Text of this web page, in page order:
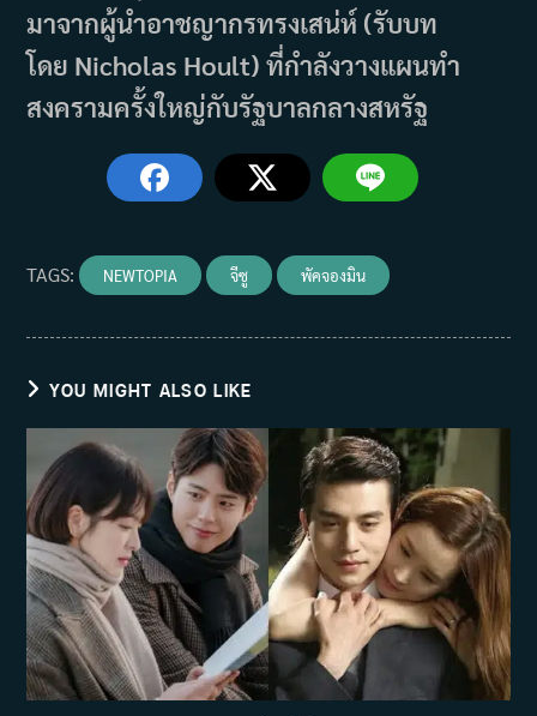
มาจากผู้นำอาชญากรทรงเสน่ห์ (รับบท
โดย Nicholas Hoult) ที่กำลังวางแผนทำ
สงครามครั้งใหญ่กับรัฐบาลกลางสหรัฐ
TAGS: NEWTOPIA จีซู พัคจองมิน
YOU MIGHT ALSO LIKE